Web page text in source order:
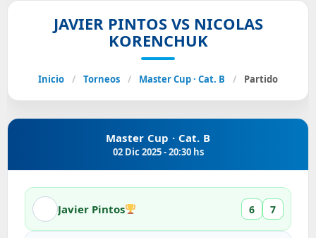
JAVIER PINTOS VS NICOLAS
KORENCHUK
Inicio / Torneos / Master Cup · Cat. B / Partido
Master Cup · Cat. B
02 Dic 2025 - 20:30 hs
Javier Pintos 6 7